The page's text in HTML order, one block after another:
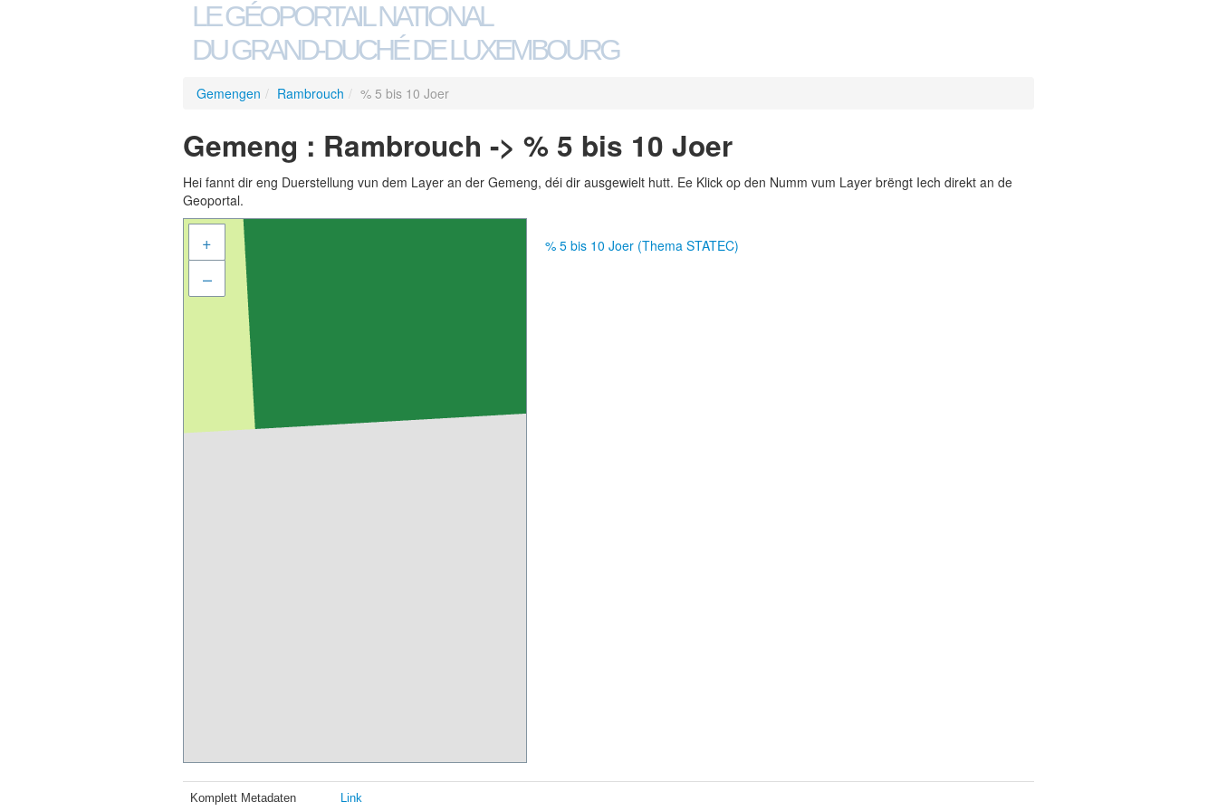
LE GÉOPORTAIL NATIONAL
DU GRAND-DUCHÉ DE LUXEMBOURG
Gemengen / Rambrouch / % 5 bis 10 Joer
Gemeng : Rambrouch -> % 5 bis 10 Joer
Hei fannt dir eng Duerstellung vun dem Layer an der Gemeng, déi dir ausgewielt hutt. Ee Klick op den Numm vum Layer brëngt Iech direkt an de
Geoportal.
+
–
% 5 bis 10 Joer (Thema STATEC)
Komplett Metadaten Link